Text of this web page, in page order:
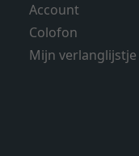
Account
Colofon
Mijn verlanglijstje